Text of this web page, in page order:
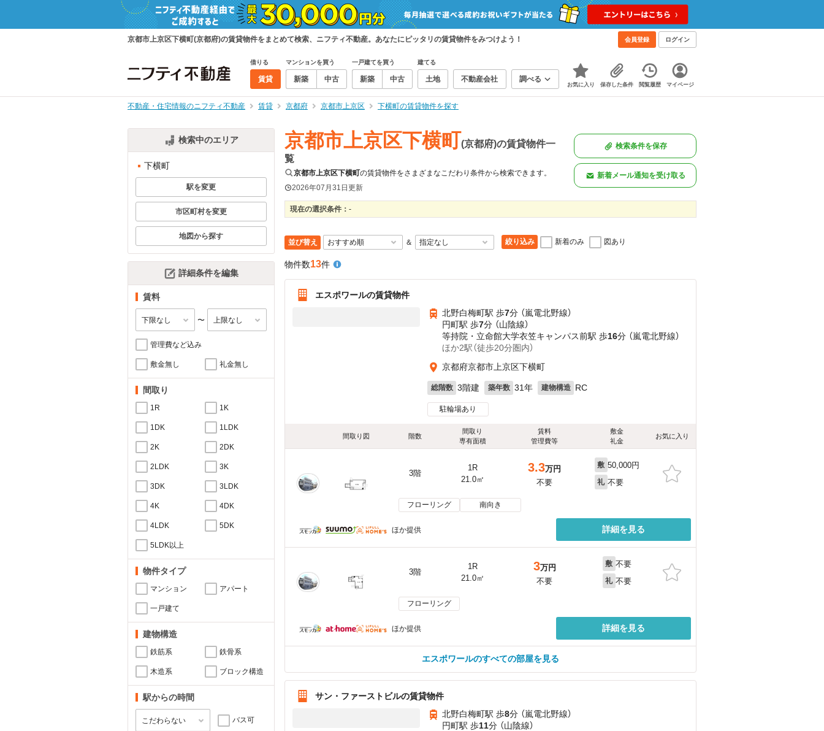
京都市上京区下横町(京都府)の賃貸物件をまとめて検索、ニフティ不動産。あなたにピッタリの賃貸物件をみつけよう！ 会員登録 ログイン
借りる
賃貸
マンションを買う
新築 中古
一戸建てを買う
新築 中古
建てる
土地 不動産会社 調べる
お気に入り 保存した条件 閲覧履歴 マイページ
不動産・住宅情報のニフティ不動産 賃貸 京都府 京都市上京区 下横町の賃貸物件を探す
検索中のエリア
下横町
駅を変更
市区町村を変更
地図から探す
詳細条件を編集
賃料
〜
管理費など込み
敷金無し 礼金無し
間取り
1R 1K
1DK 1LDK
2K 2DK
2LDK 3K
3DK 3LDK
4K 4DK
4LDK 5DK
5LDK以上
物件タイプ
マンション アパート
一戸建て
建物構造
鉄筋系 鉄骨系
木造系 ブロック構造
駅からの時間
バス可
京都市上京区下横町(京都府)の賃貸物件一
覧
京都市上京区下横町の賃貸物件をさまざまなこだわり条件から検索できます。
2026年07月31日更新
検索条件を保存
新着メール通知を受け取る
現在の選択条件： -
並び替え ＆ 絞り込み 新着のみ 図あり
物件数13件
エスポワールの賃貸物件
北野白梅町駅 歩7分 （嵐電北野線）
円町駅 歩7分 （山陰線）
等持院・立命館大学衣笠キャンパス前駅 歩16分 （嵐電北野線）
ほか2駅（徒歩20分圏内）
京都府京都市上京区下横町
総階数 3階建 築年数 31年 建物構造 RC
駐輪場あり
間取り図 階数
間取り
専有面積
賃料
管理費等
敷金
礼金
お気に入り
3階
1R
21.0㎡
3.3万円
不要
敷 50,000円
礼 不要
フローリング 南向き
ほか提供 詳細を見る
3階
1R
21.0㎡
3万円
不要
敷 不要
礼 不要
フローリング
ほか提供 詳細を見る
エスポワールのすべての部屋を見る
サン・ファーストビルの賃貸物件
北野白梅町駅 歩8分 （嵐電北野線）
円町駅 歩11分 （山陰線）